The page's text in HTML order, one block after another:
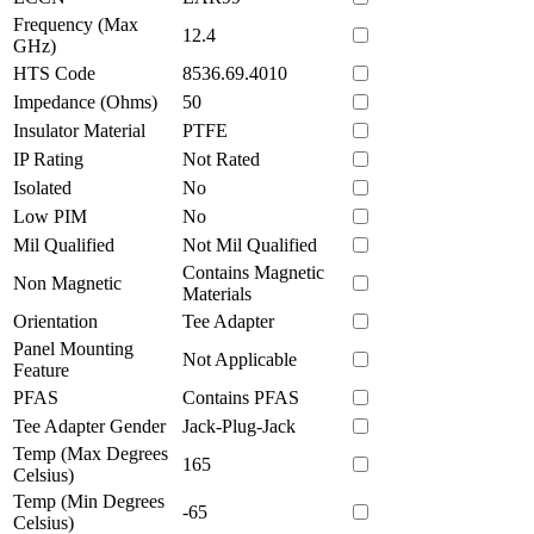
Frequency (Max
GHz)
12.4
HTS Code
8536.69.4010
Impedance (Ohms)
50
Insulator Material
PTFE
IP Rating
Not Rated
Isolated
No
Low PIM
No
Mil Qualified
Not Mil Qualified
Non Magnetic
Contains Magnetic
Materials
Orientation
Tee Adapter
Panel Mounting
Feature
Not Applicable
PFAS
Contains PFAS
Tee Adapter Gender
Jack-Plug-Jack
Temp (Max Degrees
Celsius)
165
Temp (Min Degrees
Celsius)
-65